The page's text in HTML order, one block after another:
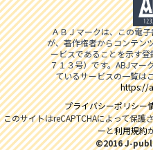
ＡＢＪマークは、この電
が、著作権者からコンテン
ービスであることを示す
７１３号）です。ABJマー
ているサービスの一覧
https://
プライバシーポリシー
このサイトはreCAPTCHAによって保護
ーと利用規約
©2016 J-